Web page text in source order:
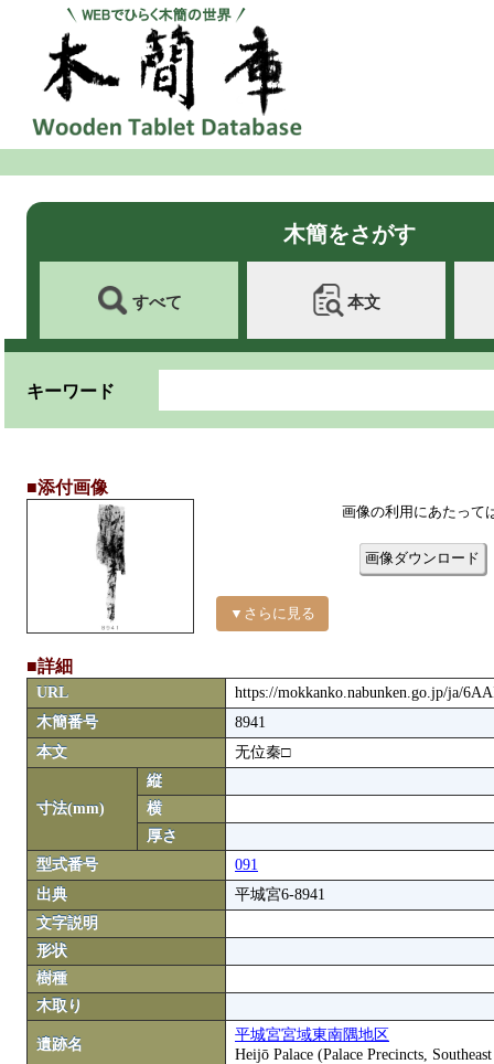
木簡をさがす
すべて 本文
キーワード
■添付画像
▼さらに見る
画像の利用にあたって
画像ダウンロード
■詳細
URL
https://mokkanko.nabunken.go.jp/ja/
木簡番号
8941
本文
无位秦□
寸法(mm)
縦
横
厚さ
型式番号
091
出典
平城宮6-8941
文字説明
形状
樹種
木取り
遺跡名
平城宮宮域東南隅地区
Heijō Palace (Palace Precincts,